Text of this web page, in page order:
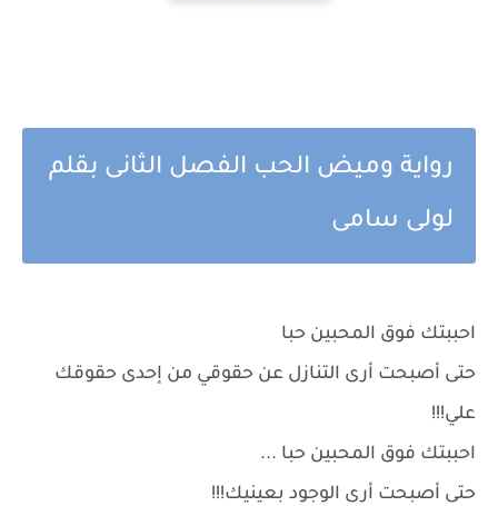
رواية وميض الحب الفصل الثانى بقلم
لولى سامى
احببتك فوق المحبين حبا
حتى أصبحت أرى التنازل عن حقوقي من إحدى حقوقك
علي!!!
احببتك فوق المحبين حبا ...
حتى أصبحت أرى الوجود بعينيك!!!